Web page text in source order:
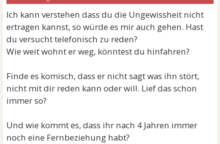
Ich kann verstehen dass du die Ungewissheit nicht
ertragen kannst, so würde es mir auch gehen. Hast
du versucht telefonisch zu reden?
Wie weit wohnt er weg, könntest du hinfahren?
Finde es komisch, dass er nicht sagt was ihn stört,
nicht mit dir reden kann oder will. Lief das schon
immer so?
Und wie kommt es, dass ihr nach 4 Jahren immer
noch eine Fernbeziehung habt?